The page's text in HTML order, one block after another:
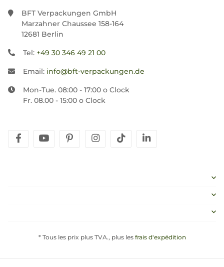
BFT Verpackungen GmbH
Marzahner Chaussee 158-164
12681 Berlin
Tel: +49 30 346 49 21 00
Email: info@bft-verpackungen.de
Mon-Tue. 08:00 - 17:00 o Clock
Fr. 08.00 - 15:00 o Clock
facebookyoutubepinterestinstagram
tiktok
* Tous les prix plus TVA., plus les frais d'expédition